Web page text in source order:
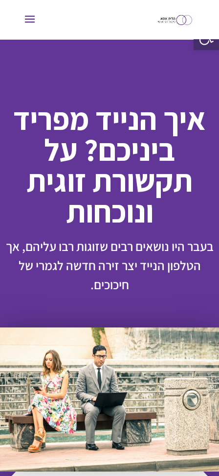
איך הנייד מפריד
ביניכם? על
תקשורת זוגית
ונוכחות
בעבר היו נושאים רבים שזוגות רבו עליהם, אך
הטלפון הנייד יצר זירה חדשה לגמרי של
חיכוכים.
פתח סרגל נגישות